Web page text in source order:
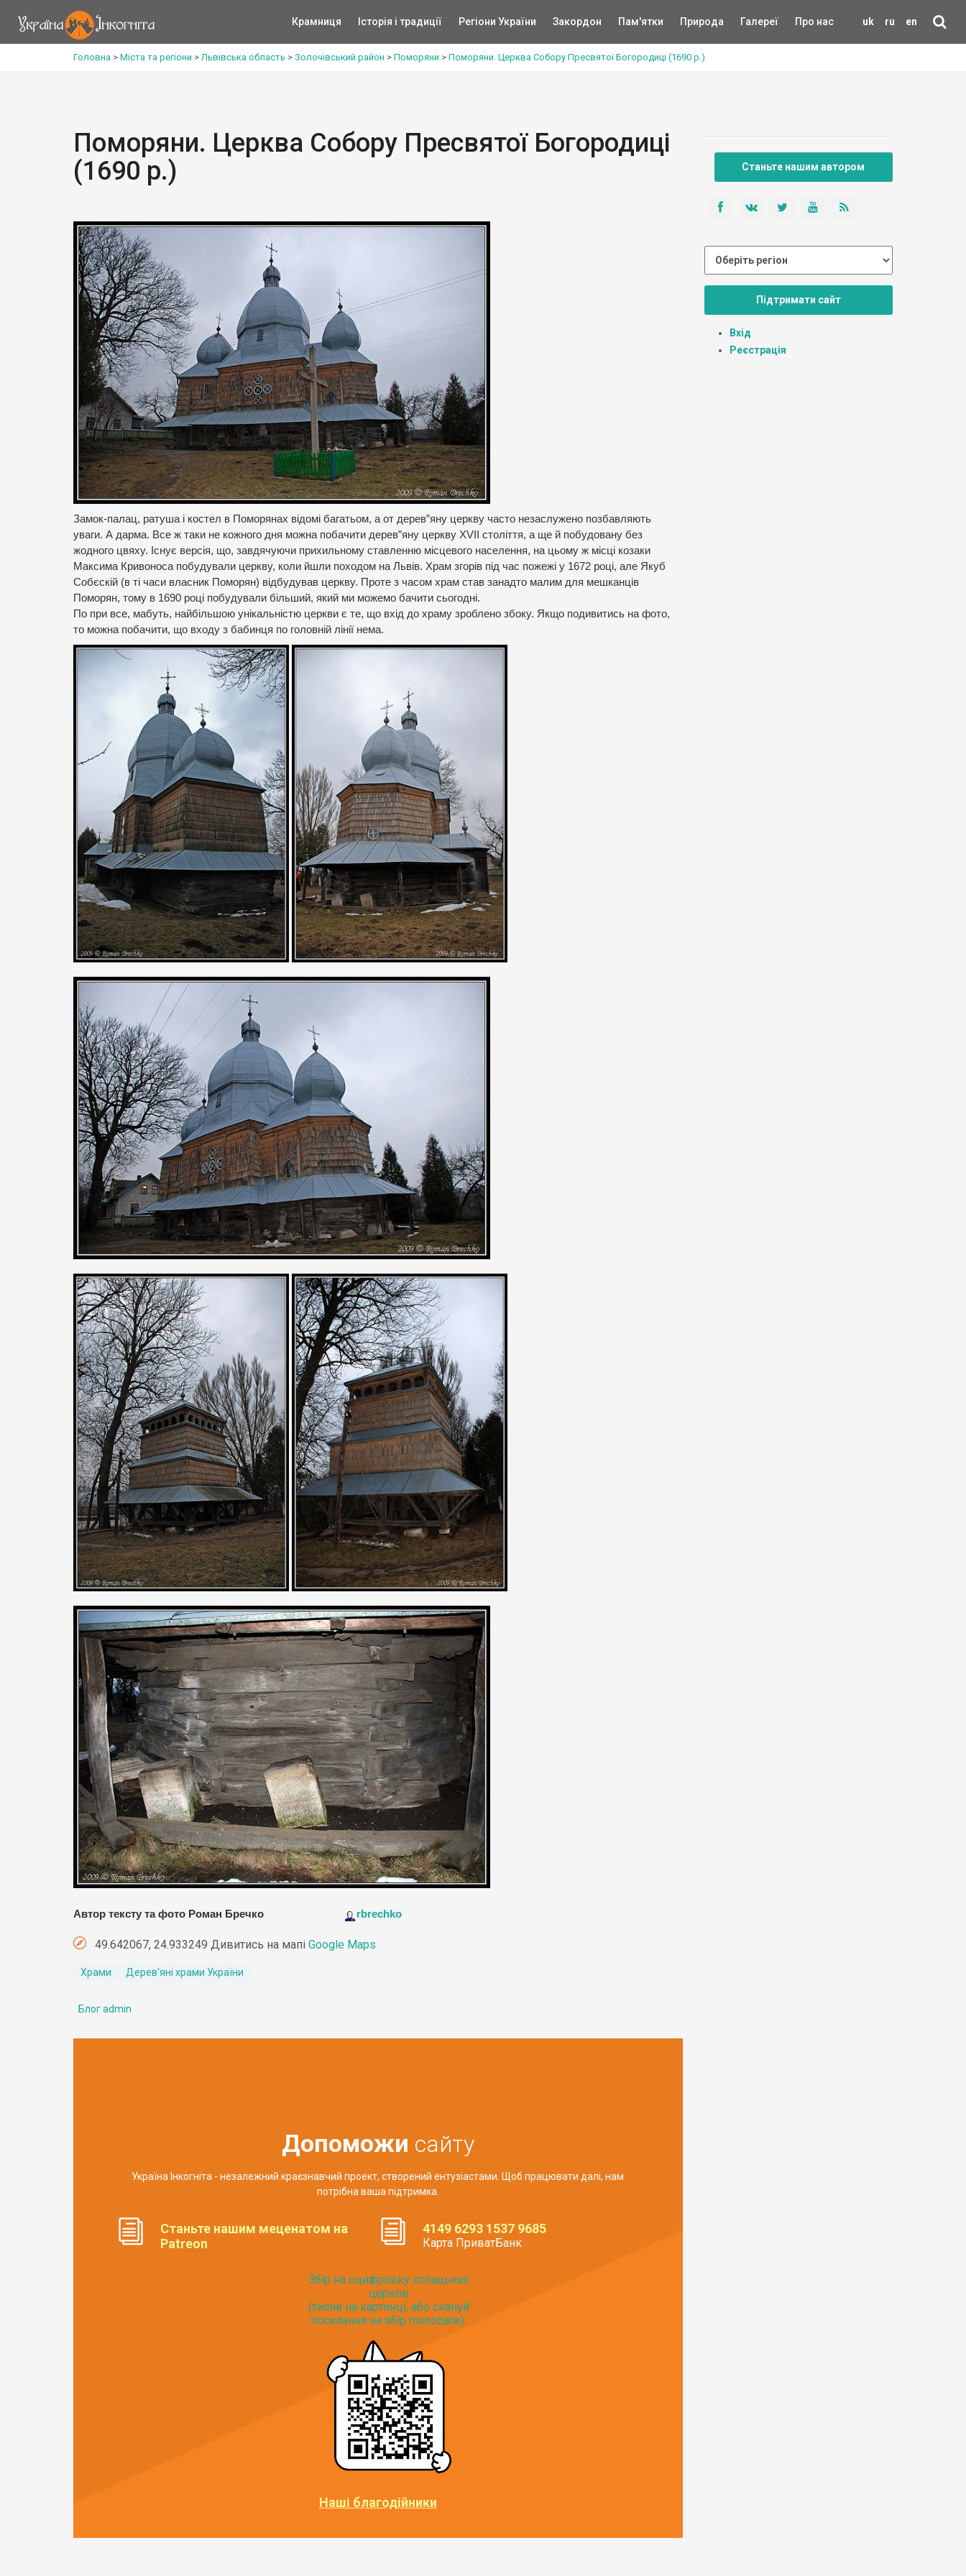
uk ru en
Крамниця Історія і традиції Регіони України Закордон Пам'ятки Природа Галереї Про нас
Головна > Міста та регіони >Львівська область > Золочівський район > Поморяни > Поморяни. Церква Собору Пресвятої Богородиці (1690 р.)
Поморяни. Церква Собору Пресвятої Богородиці
(1690 р.)
Замок-палац, ратуша і костел в Поморянах відомі багатьом, а от дерев”яну церкву часто незаслужено позбавляють
уваги. А дарма. Все ж таки не кожного дня можна побачити дерев”яну церкву ХVІІ століття, а ще й побудовану без
жодного цвяху. Існує версія, що, завдячуючи прихильному ставленню місцевого населення, на цьому ж місці козаки
Максима Кривоноса побудували церкву, коли йшли походом на Львів. Храм згорів під час пожежі у 1672 році, але Якуб
Собєскій (в ті часи власник Поморян) відбудував церкву. Проте з часом храм став занадто малим для мешканців
Поморян, тому в 1690 році побудували більший, який ми можемо бачити сьогодні.
По при все, мабуть, найбільшою унікальністю церкви є те, що вхід до храму зроблено збоку. Якщо подивитись на фото,
то можна побачити, що входу з бабинця по головній лінії нема.
Автор тексту та фото Роман Бречко rbrechko
49.642067, 24.933249 Дивитись на мапі Google Maps
Храми Дерев'яні храми України
Блог admin
Допоможи сайту
Україна Інкогніта - незалежний краєзнавчий проект, створений ентузіастами. Щоб працювати далі, нам
потрібна ваша підтримка.
Станьте нашим меценатом на
Patreon
4149 6293 1537 9685
Карта ПриватБанк
Збір на оцифровку козацьких
церков
(тисни на картинці, або скануй
посилання на збір monobank):
Наші благодійники
Станьте нашим автором
Підтримати сайт
Вхід
Реєстрація